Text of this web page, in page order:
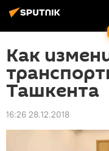
Как
Ташкента
16:26 28.12.2018